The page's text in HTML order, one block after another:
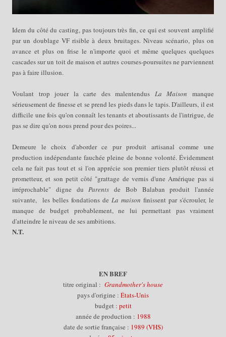
Idem du côté du casting, pas toujours très fin, ce qui est souvent amplifié
par un doublage VF risible à deux bruitages. Niveau scénario, plus on
avance et plus on frise le n'importe quoi et même quelques quelques
cascades sur un toit de maison et autres courses-poursuites ne parviennent
pas à faire illusion.
Voulant trop jouer la carte des malentendus La Maison manque
sérieusement de finesse et se prend les pieds dans le tapis. D'ailleurs, il est
difficile une fois qu'on connaît les tenants et aboutissants de l'intrigue, de
pas se dire qu'on nous prend pour des poires...
Demeure le choix d'aborder ce pur produit artisanal comme une
production indépendante fauchée pleine de bonne volonté. Évidemment
cela ne fait pas tout et si l'on apprécie son premier tiers plutôt réussi et
prometteur, et son petit côté "grattage de vernisd'une Amérique pas si
irréprochable" digne duParents de Bob Balaban produit l'année
suivante, les belles fondations de La maison finissent par s'écrouler, le
manque de budget probablement, ne lui permettant pas vraiment
d'atteindre le niveau de ses ambitions.
N.T.
EN BREF
titre original : Grandmother's house
pays d'origine : États-Unis
budget : petit
année de production : 1988
date de sortie française : 1989 (VHS)